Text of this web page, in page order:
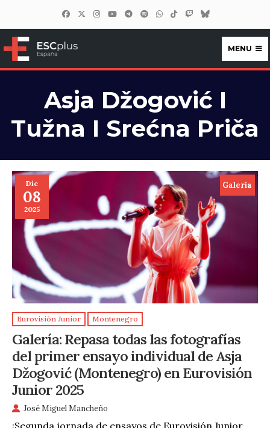
ESCplus España
MENU
Asja Džogović I
Tužna I Srećna Priča
Dic
08
2025
Galeria
Eurovisión Junior Montenegro
Galería: Repasa todas las fotografías
del primer ensayo individual de Asja
Džogović (Montenegro) en Eurovisión
Junior 2025
José Miguel Mancheño